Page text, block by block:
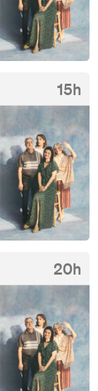
15h
20h